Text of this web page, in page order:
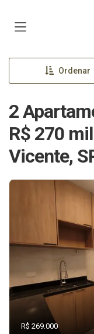
Ordenar
2
R$ 270
Vicente,
R$ 269.000